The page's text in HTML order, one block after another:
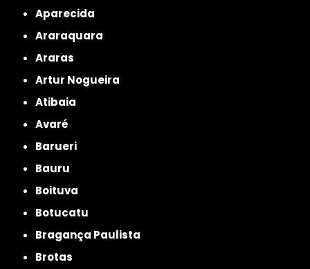
Aparecida
Araraquara
Araras
Artur Nogueira
Atibaia
Avaré
Barueri
Bauru
Boituva
Botucatu
Bragança Paulista
Brotas